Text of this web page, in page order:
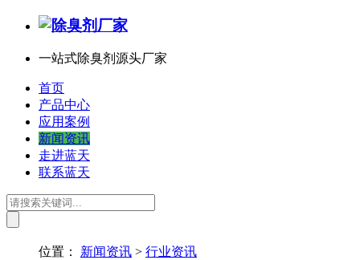
一站式除臭剂源头厂家
首页
产品中心
应用案例
新闻资讯
走进蓝天
联系蓝天
位置： 新闻资讯 > 行业资讯